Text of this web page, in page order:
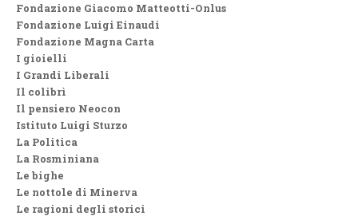
Fondazione Giacomo Matteotti-Onlus
Fondazione Luigi Einaudi
Fondazione Magna Carta
I gioielli
I Grandi Liberali
Il colibrì
Il pensiero Neocon
Istituto Luigi Sturzo
La Politica
La Rosminiana
Le bighe
Le nottole di Minerva
Le ragioni degli storici